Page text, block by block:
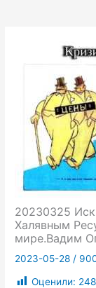
20230325
Халявным
мире.Вадим
2023-05-28 /
Оценили: 248